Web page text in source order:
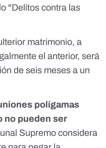
"Delitos contra las
matrimonio, a
el anterior, será
de seis meses a un
polígamas
no pueden ser
Supremo considera